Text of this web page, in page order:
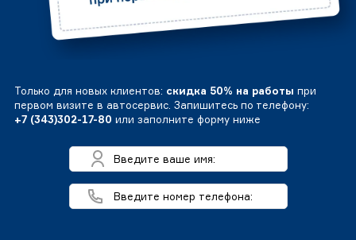
Только для новых клиентов: скидка 50% на работы при
первом визите в автосервис. Запишитесь по телефону:
+7 (343)302-17-80 или заполните форму ниже